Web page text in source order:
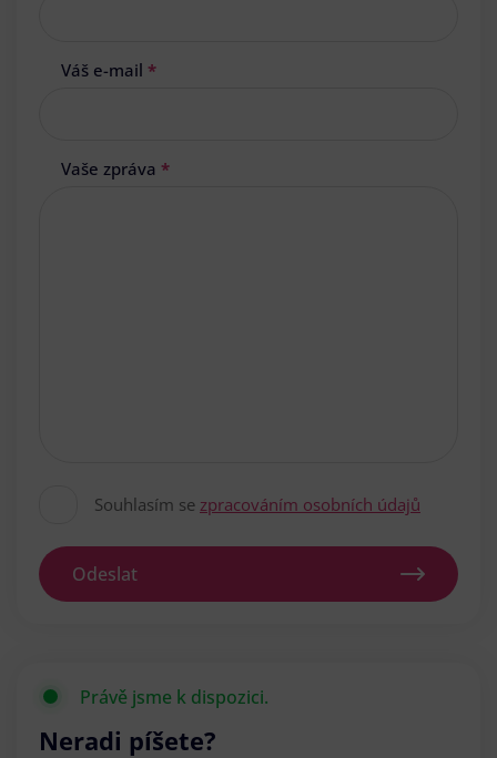
Váš e-mail *
Vaše zpráva *
Souhlasím se zpracováním osobních údajů
Odeslat
Právě jsme k dispozici.
Neradi píšete?